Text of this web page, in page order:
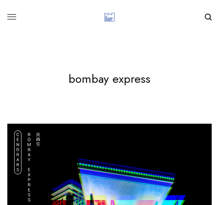
bombay express